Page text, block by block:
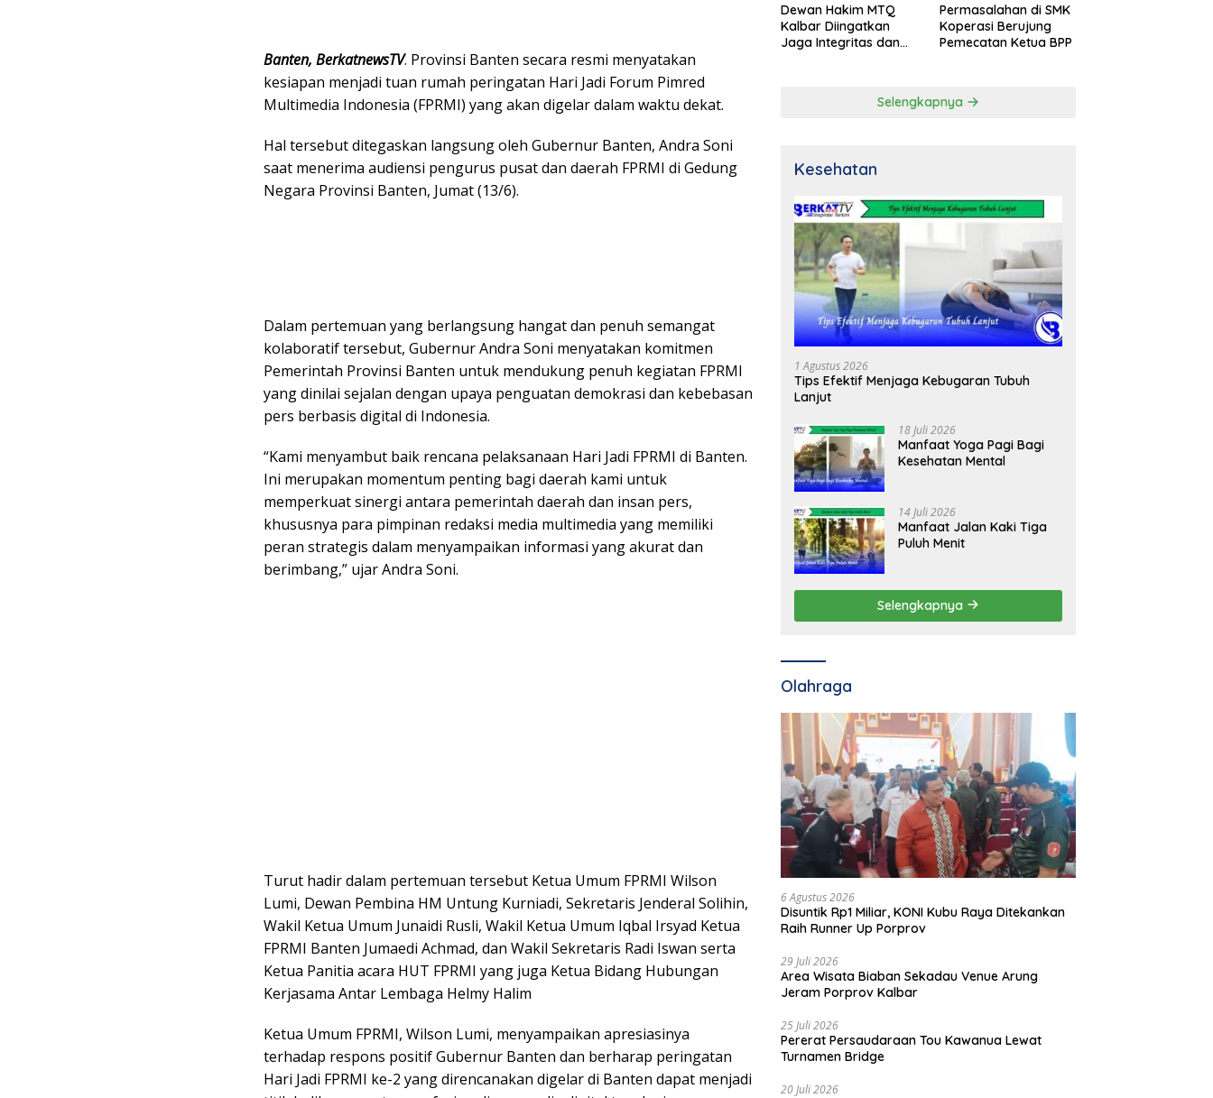
Banten, BerkatnewsTV. Provinsi Banten secara resmi menyatakan
kesiapan menjadi tuan rumah peringatan Hari Jadi Forum Pimred
Multimedia Indonesia (FPRMI) yang akan digelar dalam waktu dekat.
Hal tersebut ditegaskan langsung oleh Gubernur Banten, Andra Soni
saat menerima audiensi pengurus pusat dan daerah FPRMI di Gedung
Negara Provinsi Banten, Jumat (13/6).
Dalam pertemuan yang berlangsung hangat dan penuh semangat
kolaboratif tersebut, Gubernur Andra Soni menyatakan komitmen
Pemerintah Provinsi Banten untuk mendukung penuh kegiatan FPRMI
yang dinilai sejalan dengan upaya penguatan demokrasi dan kebebasan
pers berbasis digital di Indonesia.
“Kami menyambut baik rencana pelaksanaan Hari Jadi FPRMI di Banten.
Ini merupakan momentum penting bagi daerah kami untuk
memperkuat sinergi antara pemerintah daerah dan insan pers,
khususnya para pimpinan redaksi media multimedia yang memiliki
peran strategis dalam menyampaikan informasi yang akurat dan
berimbang,” ujar Andra Soni.
Turut hadir dalam pertemuan tersebut Ketua Umum FPRMI Wilson
Lumi, Dewan Pembina HM Untung Kurniadi, Sekretaris Jenderal Solihin,
Wakil Ketua Umum Junaidi Rusli, Wakil Ketua Umum Iqbal Irsyad Ketua
FPRMI Banten Jumaedi Achmad, dan Wakil Sekretaris Radi Iswan serta
Ketua Panitia acara HUT FPRMI yang juga Ketua Bidang Hubungan
Kerjasama Antar Lembaga Helmy Halim
Ketua Umum FPRMI, Wilson Lumi, menyampaikan apresiasinya
terhadap respons positif Gubernur Banten dan berharap peringatan
Hari Jadi FPRMI ke-2 yang direncanakan digelar di Banten dapat menjadi
Dewan Hakim MTQ
Kalbar Diingatkan
Jaga Integritas dan
Permasalahan di SMK
Koperasi Berujung
Pemecatan Ketua BPP
Selengkapnya
Kesehatan
1 Agustus 2026
Tips Efektif Menjaga Kebugaran Tubuh
Lanjut
18 Juli 2026
Manfaat Yoga Pagi Bagi
Kesehatan Mental
14 Juli 2026
Manfaat Jalan Kaki Tiga
Puluh Menit
Selengkapnya
Olahraga
6 Agustus 2026
Disuntik Rp1 Miliar, KONI Kubu Raya Ditekankan
Raih Runner Up Porprov
29 Juli 2026
Area Wisata Biaban Sekadau Venue Arung
Jeram Porprov Kalbar
25 Juli 2026
Pererat Persaudaraan Tou Kawanua Lewat
Turnamen Bridge
20 Juli 2026